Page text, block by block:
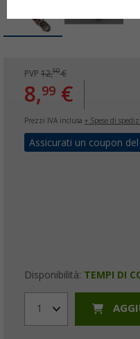
PVP 12,90€
8,99 €
Prezzi IVA inclusa + Spese di
Assicurati un coupon
Disponibilità: TEMPI DI
1